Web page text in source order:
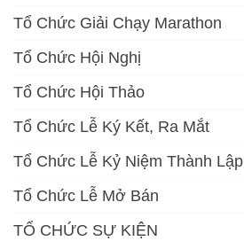
Tổ Chức Giải Chạy Marathon
Tổ Chức Hội Nghị
Tổ Chức Hội Thảo
Tổ Chức Lễ Ký Kết, Ra Mắt
Tổ Chức Lễ Kỷ Niệm Thành Lập
Tổ Chức Lễ Mở Bán
TỔ CHỨC SỰ KIỆN